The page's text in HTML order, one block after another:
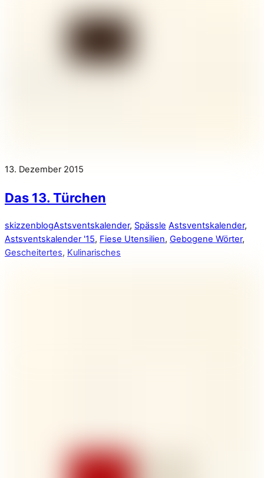
13. Dezember 2015
Das 13. Türchen
skizzenblogAstsventskalender, Spässle Astsventskalender,
Astsventskalender '15, Fiese Utensilien, Gebogene Wörter,
Gescheitertes, Kulinarisches